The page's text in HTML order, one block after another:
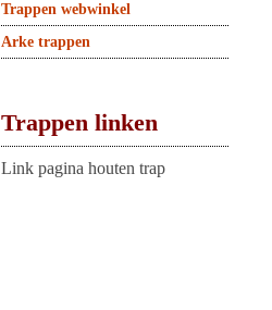
Trappen webwinkel
Arke trappen
Trappen linken
Link pagina houten trap